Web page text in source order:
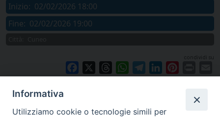
Inizio: 02/02/2026 18:00
Fine: 02/02/2026 19:00
condividi su
Facebook ThreadsWhatsAppTelegramLinkedIn
Informativa
Utilizziamo cookie o tecnologie simili per